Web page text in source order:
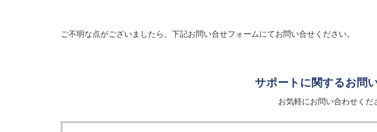
ご不明な点がございましたら、下記お問い合せフォームにてお問い合せください。
サポートに関するお問
お気軽にお問い合わせくだ